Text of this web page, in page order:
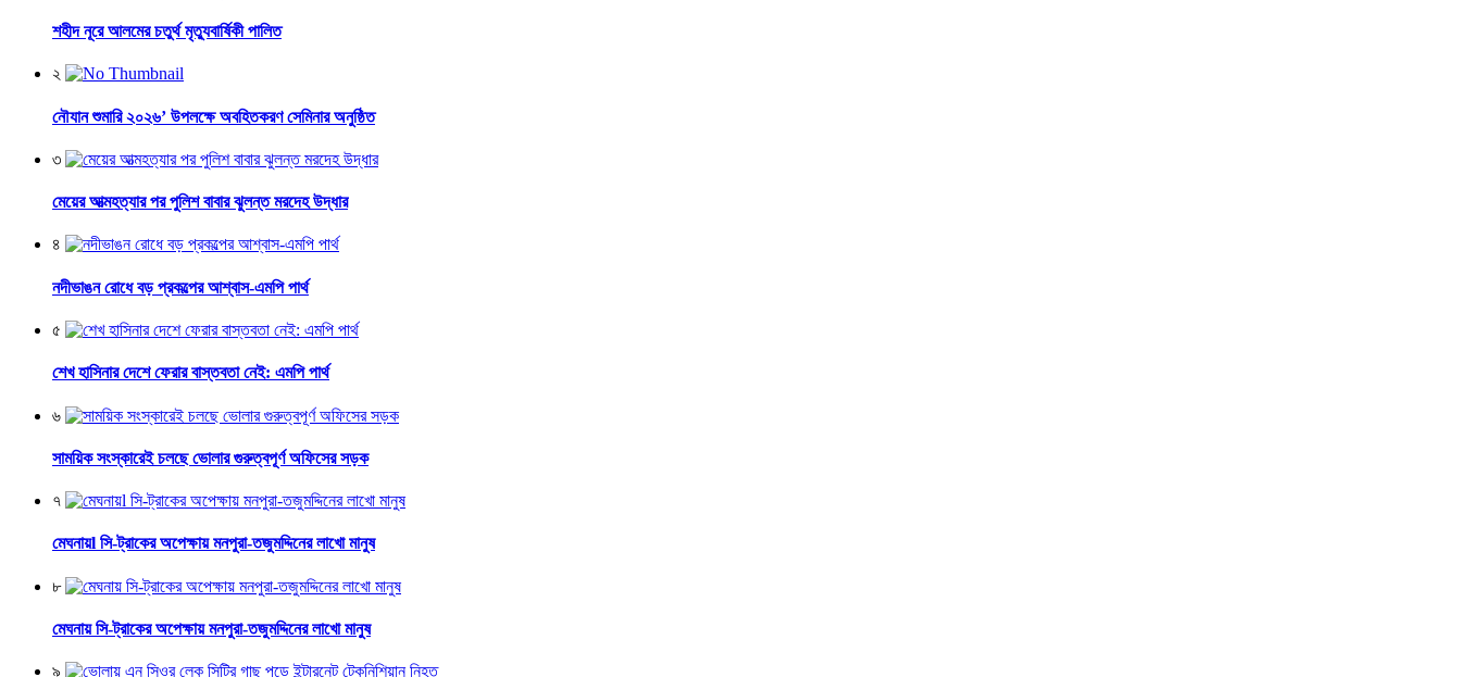
শহীদ নূরে আলমের চতুর্থ মৃত্যুবার্ষিকী পালিত
২
নৌযান শুমারি ২০২৬’ উপলক্ষে অবহিতকরণ সেমিনার অনুষ্ঠিত
৩
মেয়ের আত্মহত্যার পর পুলিশ বাবার ঝুলন্ত মরদেহ উদ্ধার
৪
নদীভাঙন রোধে বড় প্রকল্পের আশ্বাস-এমপি পার্থ
৫
শেখ হাসিনার দেশে ফেরার বাস্তবতা নেই: এমপি পার্থ
৬
সাময়িক সংস্কারেই চলছে ভোলার গুরুত্বপূর্ণ অফিসের সড়ক
৭
মেঘনায়l সি-ট্রাকের অপেক্ষায় মনপুরা-তজুমদ্দিনের লাখো মানুষ
৮
মেঘনায় সি-ট্রাকের অপেক্ষায় মনপুরা-তজুমদ্দিনের লাখো মানুষ
৯